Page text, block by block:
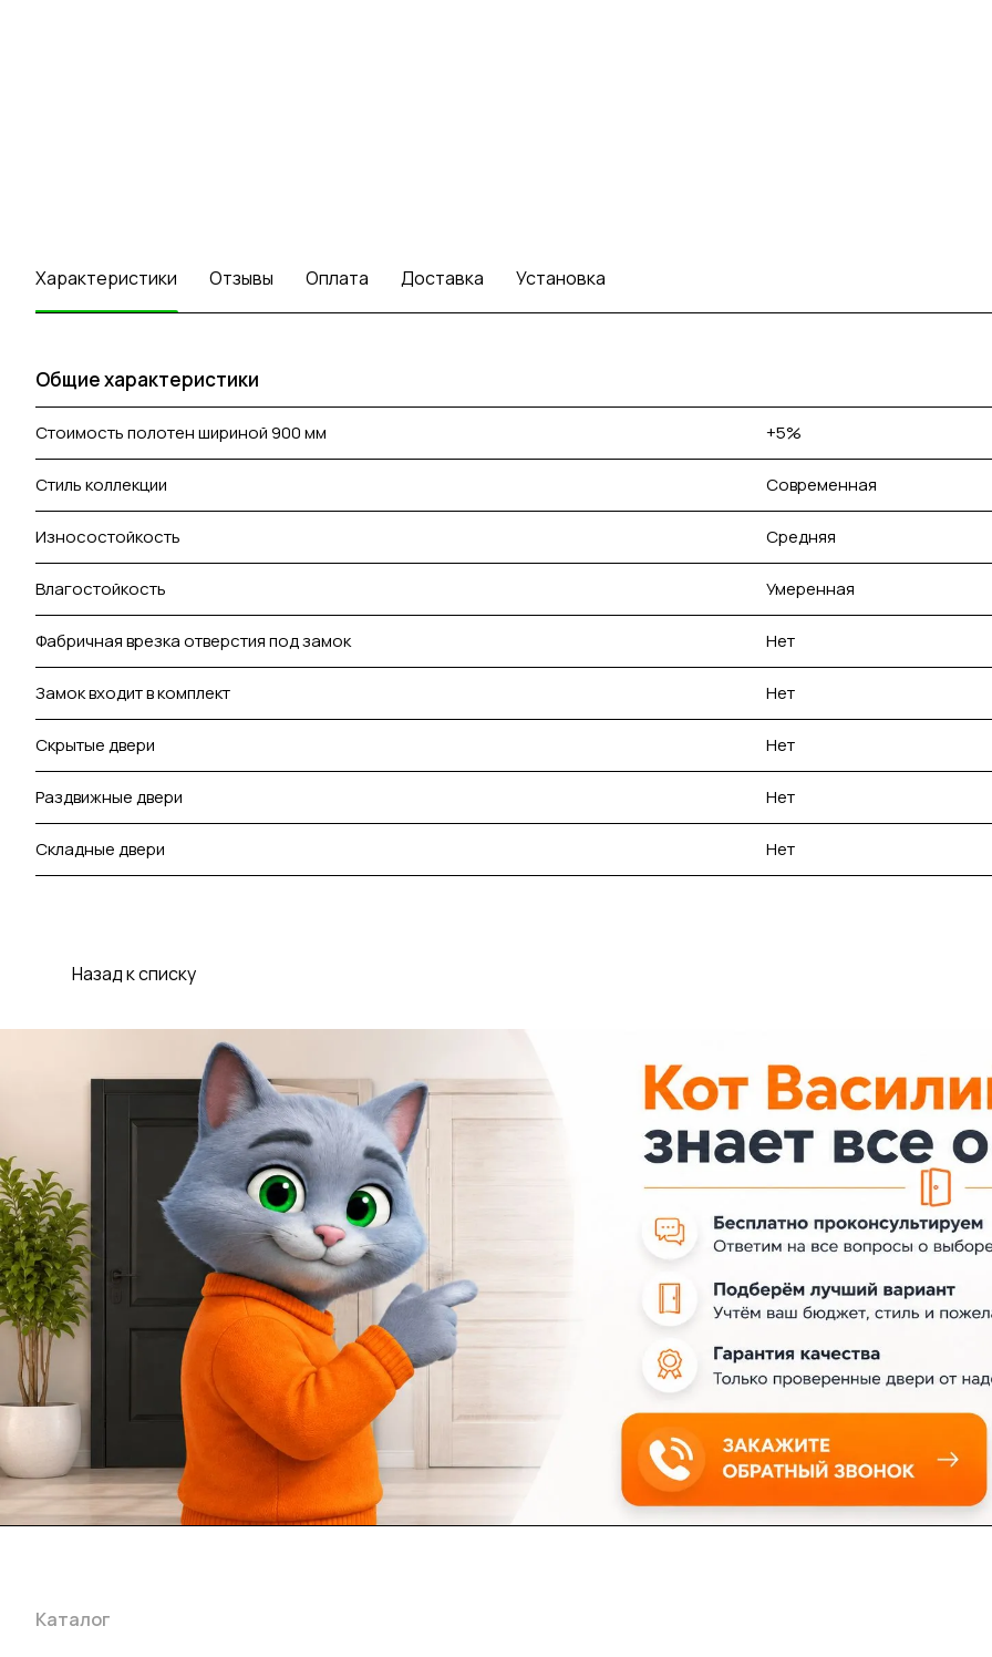
Характеристики Отзывы Оплата Доставка Установка
Общие характеристики
Стоимость полотен шириной 900 мм +5%
Стиль коллекции Современная
Износостойкость Средняя
Влагостойкость Умеренная
Фабричная врезка отверстия под замок Нет
Замок входит в комплект Нет
Скрытые двери Нет
Раздвижные двери Нет
Складные двери Нет
Назад к списку
Каталог